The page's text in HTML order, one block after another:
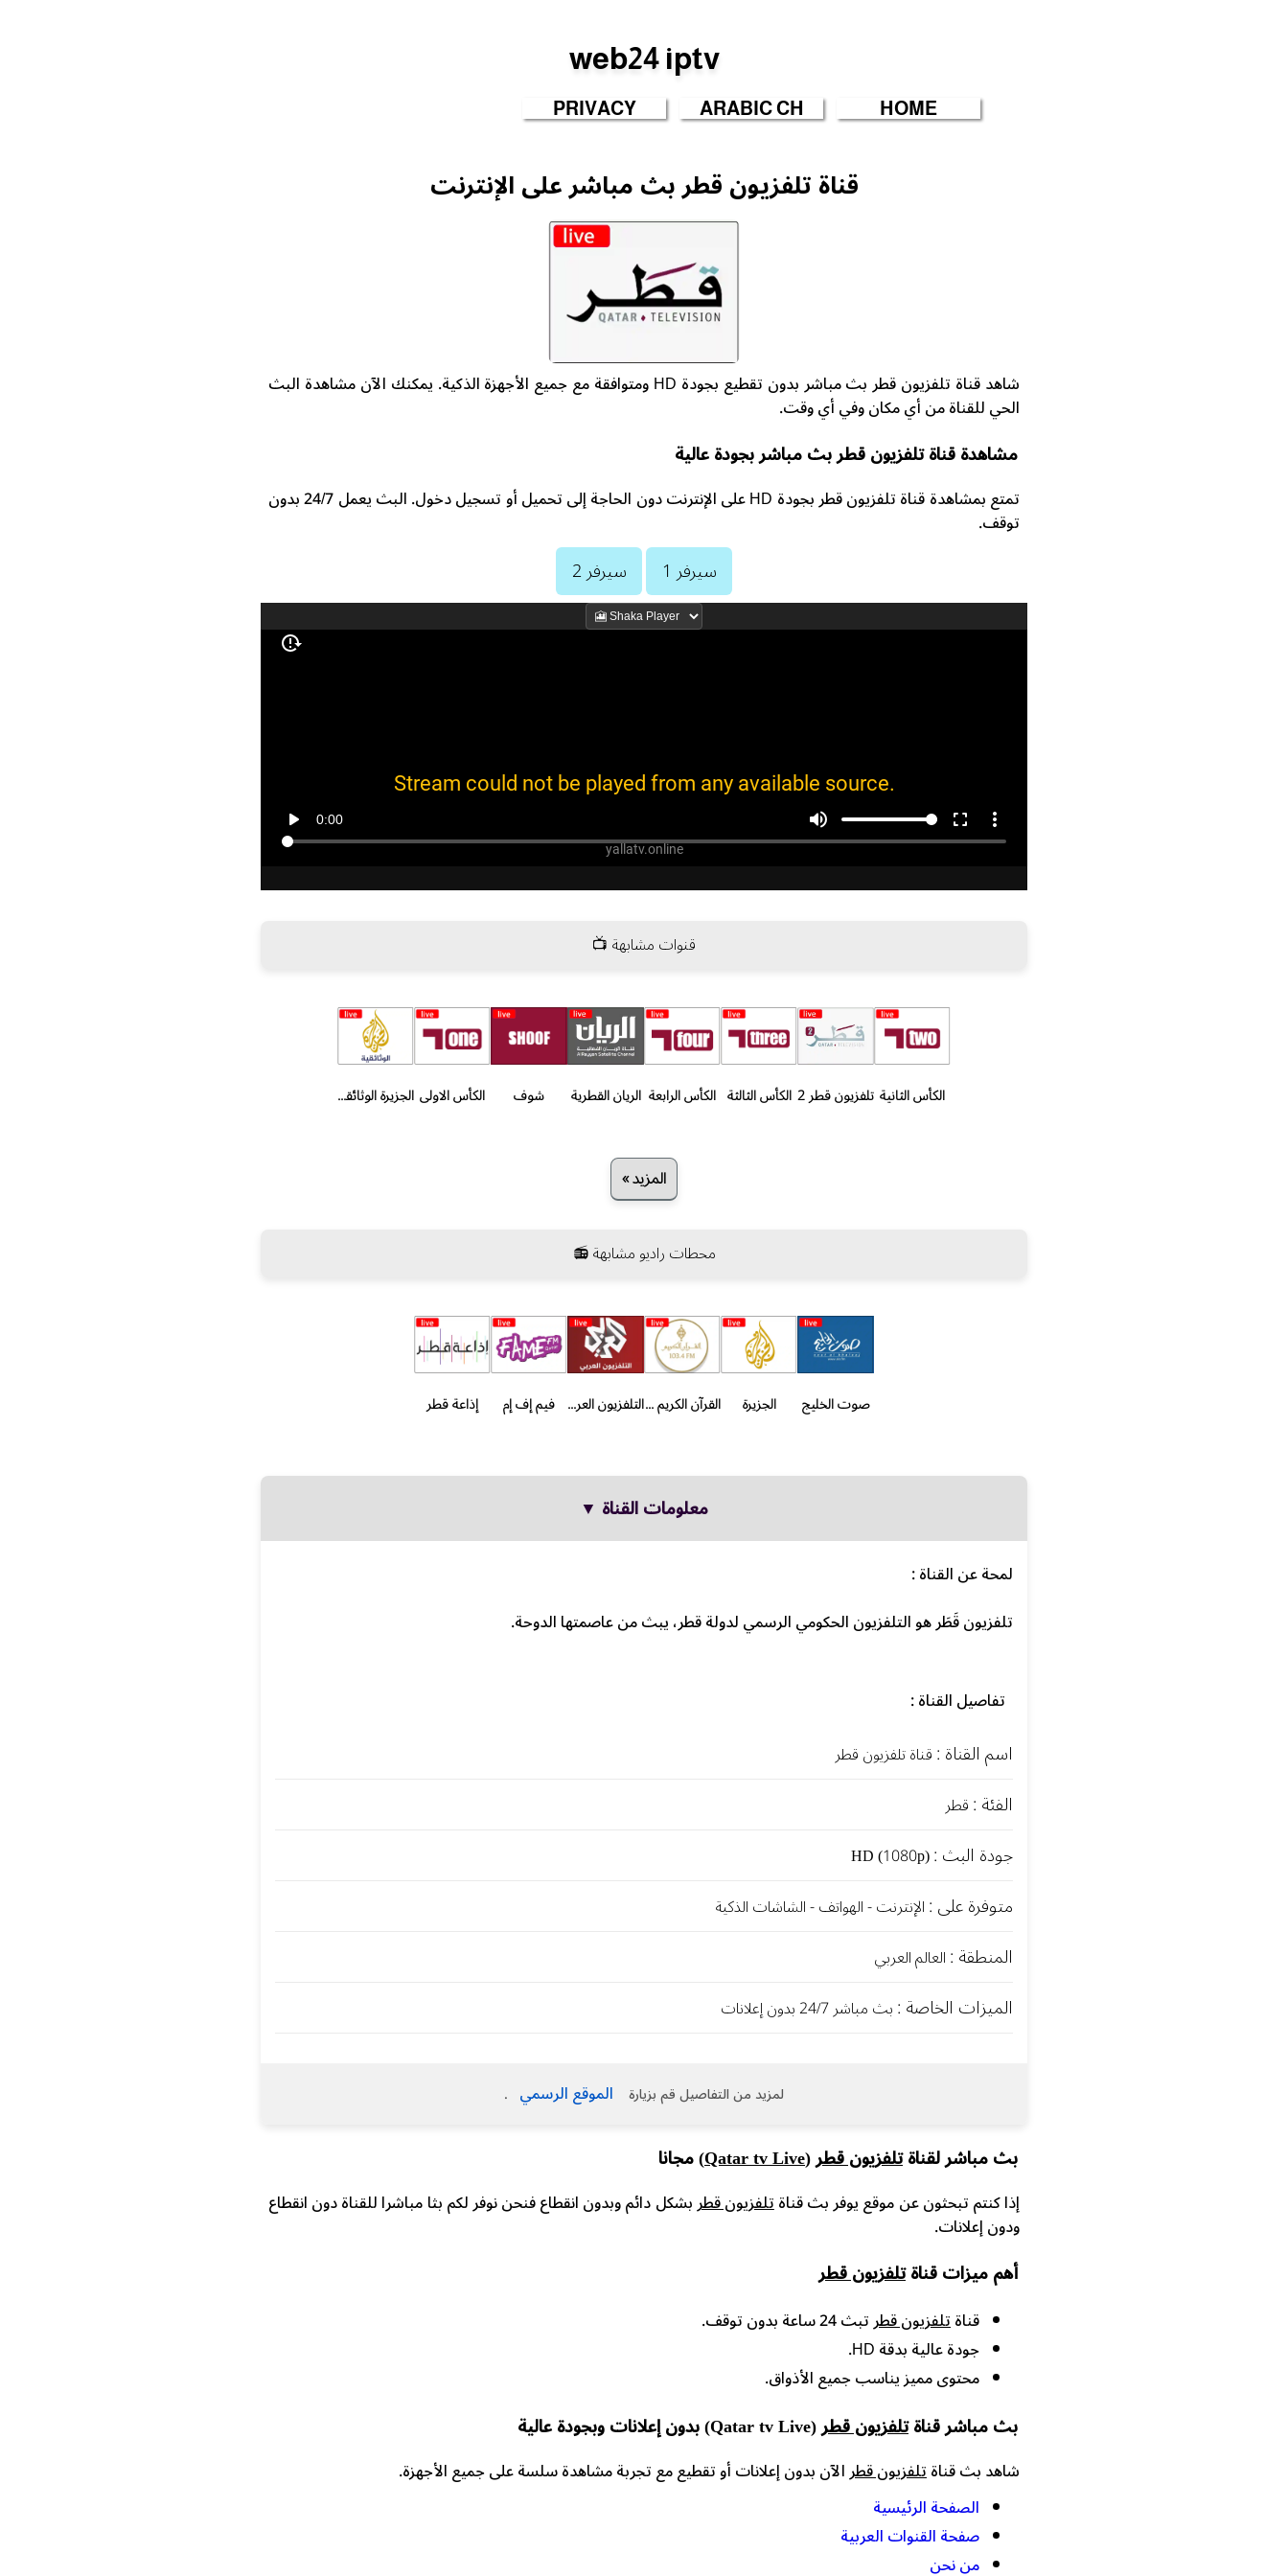
web24 iptv
HOME
ARABIC CH
PRIVACY
قناة تلفزيون قطر بث مباشر على الإنترنت
شاهد قناة تلفزيون قطر بث مباشر بدون تقطيع بجودة HD ومتوافقة مع جميع الأجهزة الذكية. يمكنك الآن مشاهدة البث
الحي للقناة من أي مكان وفي أي وقت.
مشاهدة قناة تلفزيون قطر بث مباشر بجودة عالية
تمتع بمشاهدة قناة تلفزيون قطر بجودة HD على الإنترنت دون الحاجة إلى تحميل أو تسجيل دخول. البث يعمل 24/7 بدون
توقف.
قنوات مشابهة 📺
الكأس الثانية تلفزيون قطر 2 الكأس الثالثة الكأس الرابعة الريان القطرية شوف الكأس الاولى الجزيرة الوثائقية
المزيد »
محطات راديو مشابهة 📻
صوت الخليج الجزيرة القرآن الكريم - الدوحة التلفزيون العربي فيم إف إم إذاعة قطر
معلومات القناة ▼
لمحة عن القناة :
تلفزيون قَطَر هو التلفزيون الحكومي الرسمي لدولة قطر، يبث من عاصمتها الدوحة.
تفاصيل القناة :
اسم القناة :قناة تلفزيون قطر
الفئة :قطر
جودة البث :
متوفرة على :الإنترنت - الهواتف - الشاشات الذكية
المنطقة :العالم العربي
الميزات الخاصة :بث مباشر 24/7 بدون إعلانات
لمزيد من التفاصيل قم بزيارة الموقع الرسمي .
بث مباشر لقناةتلفزيون قطر(Qatar tv Live) مجانا
إذا كنتم تبحثون عن موقع يوفر بث قناةتلفزيون قطربشكل دائم وبدون انقطاع فنحن نوفر لكم بثا مباشرا للقناة دون انقطاع
ودون إعلانات.
أهم ميزات قناةتلفزيون قطر
قناةتلفزيون قطرتبث 24 ساعة بدون توقف.
جودة عالية بدقة HD.
محتوى مميز يناسب جميع الأذواق.
بث مباشر قناةتلفزيون قطر(Qatar tv Live) بدون إعلانات وبجودة عالية
شاهد بث قناةتلفزيون قطرالآن بدون إعلانات أو تقطيع مع تجربة مشاهدة سلسة على جميع الأجهزة.
الصفحة الرئيسية
صفحة القنوات العربية
من نحن